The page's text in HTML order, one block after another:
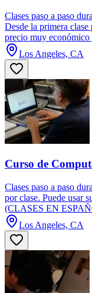
Clases paso a paso
Desde la primera
precio muy económico
Los Angeles, CA
Curso de
Clases paso a paso
por clase. Puede usar
(CLASES EN
Los Angeles, CA